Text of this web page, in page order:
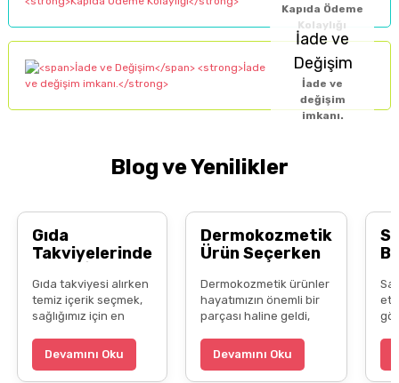
Kapıda Ödeme
Kolaylığı
İade ve
Değişim
İade ve
değişim
imkanı.
Blog ve Yenilikler
Gıda
Takviyelerinde
Neden Önemli?
Gıda takviyesi alırken
temiz içerik seçmek,
sağlığımız için en
Yapay katkı
yerli ve boykotsuz
Devamını Oku
Dermokozmetik
Ürün Seçerken
Olmak
Dermokozmetik ürünler
hayatımızın önemli bir
parçası haline geldi,
Etiket okumayı
markaları tercih etmek
Devamını Oku